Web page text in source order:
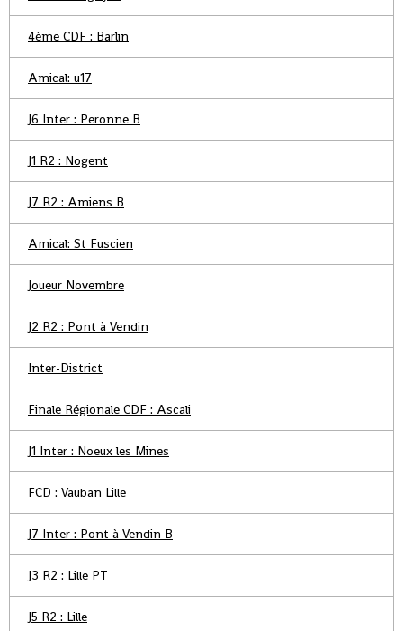
4ème CDF : Barlin
Amical: u17
J6 Inter : Peronne B
J1 R2 : Nogent
J7 R2 : Amiens B
Amical: St Fuscien
Joueur Novembre
J2 R2 : Pont à Vendin
Inter-District
Finale Régionale CDF : Ascali
J1 Inter : Noeux les Mines
FCD : Vauban Lille
J7 Inter : Pont à Vendin B
J3 R2 : Lille PT
J5 R2 : Lille